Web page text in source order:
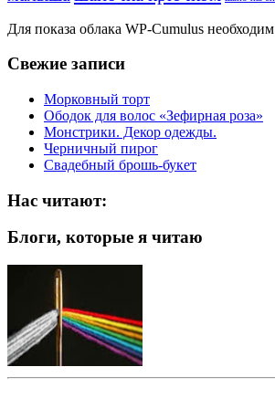
Для показа облака WP-Cumulus необходим
Свежие записи
Морковный торт
Ободок для волос «Зефирная роза»
Монстрики. Декор одежды.
Черничный пирог
Свадебный брошь-букет
Нас читают:
Блоги, которые я читаю